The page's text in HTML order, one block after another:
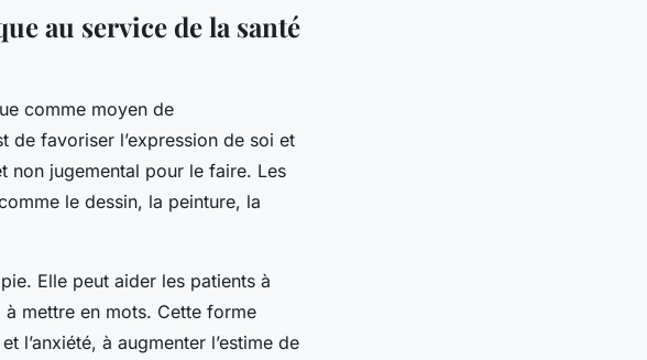
au service de la santé
comme moyen de
de favoriser l’expression de soi et
non jugemental pour le faire. Les
le dessin, la peinture, la
Elle peut aider les patients à
mettre en mots. Cette forme
l’anxiété, à augmenter l’estime de